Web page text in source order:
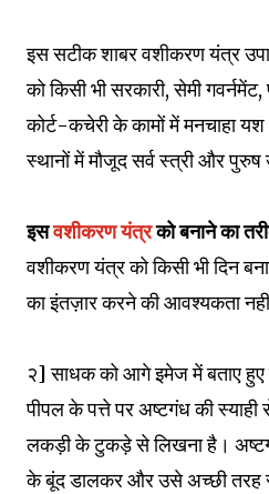
इस सटीक शाबर वशीकरण यंत्र
को किसी भी सरकारी, सेमी
कोर्ट-कचेरी के कामों में मनचाहा
स्थानों में मौजूद सर्व स्त्री और
इसवशीकरण यंत्रको बनाने का
वशीकरण यंत्र को किसी भी दिन
का इंतज़ार करने की आवश्यकता
२] साधक को आगे इमेज में बताए
पीपल के पत्ते पर अष्टगंध की
लकड़ी के टुकड़े से लिखना है।
के बूंद डालकर और उसे अच्छी तरह